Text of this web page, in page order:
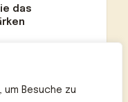
um Besuche zu
das